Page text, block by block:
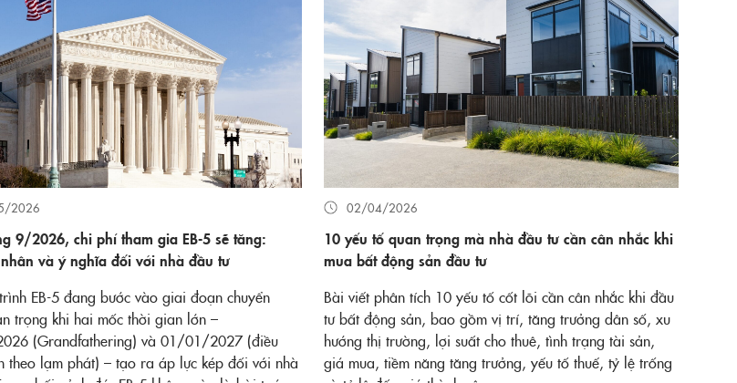
2026
9/2026, chi phí tham gia EB-5 sẽ tăng:
và ý nghĩa đối với nhà đầu tư
EB-5 đang bước vào giai đoạn chuyển
trọng khi hai mốc thời gian lớn –
(Grandfathering) và 01/01/2027 (điều
theo lạm phát) – tạo ra áp lực kép đối với nhà
02/04/2026
10 yếu tố quan trọng mà nhà đầu tư cần cân nhắc khi
mua bất động sản đầu tư
Bài viết phân tích 10 yếu tố cốt lõi cần cân nhắc khi đầu
tư bất động sản, bao gồm vị trí, tăng trưởng dân số, xu
hướng thị trường, lợi suất cho thuê, tình trạng tài sản,
giá mua, tiềm năng tăng trưởng, yếu tố thuế, tỷ lệ trống